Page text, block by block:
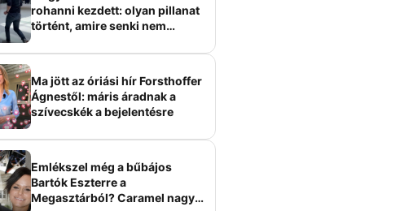
rohanni kezdett: olyan pillanat
történt, amire senki nem
Ma jött az óriási hír Forsthoffer
Ágnestől: máris áradnak a
szívecskék a bejelentésre
Emlékszel még a bűbájos
Bartók Eszterre a
Megasztárból? Caramel nagy